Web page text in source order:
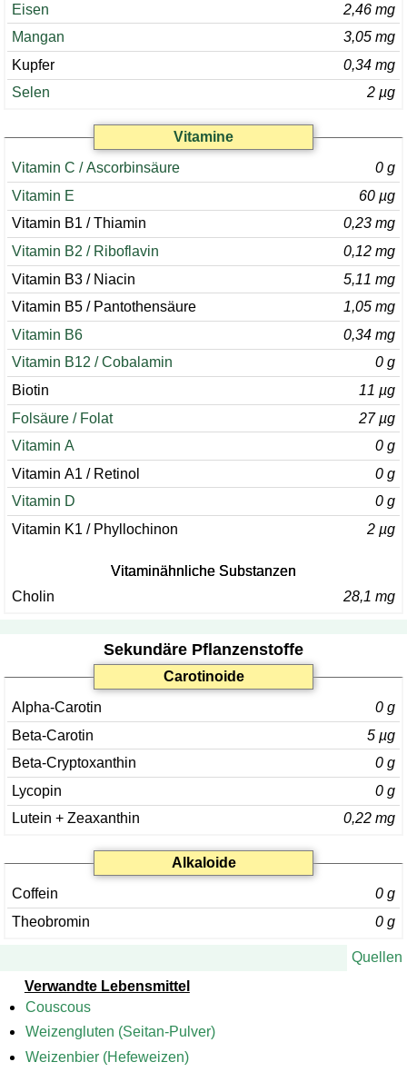
Eisen
2,46 mg
Mangan
3,05 mg
Kupfer
0,34 mg
Selen
2 µg
Vitamine
Vitamin C / Ascorbinsäure
0 g
Vitamin E
60 µg
Vitamin B1 / Thiamin
0,23 mg
Vitamin B2 / Riboflavin
0,12 mg
Vitamin B3 / Niacin
5,11 mg
Vitamin B5 / Pantothensäure
1,05 mg
Vitamin B6
0,34 mg
Vitamin B12 / Cobalamin
0 g
Biotin
11 µg
Folsäure / Folat
27 µg
Vitamin A
0 g
Vitamin A1 / Retinol
0 g
Vitamin D
0 g
Vitamin K1 / Phyllochinon
2 µg
Vitaminähnliche Substanzen
Cholin
28,1 mg
Sekundäre Pflanzenstoffe
Carotinoide
Alpha-Carotin
0 g
Beta-Carotin
5 µg
Beta-Cryptoxanthin
0 g
Lycopin
0 g
Lutein + Zeaxanthin
0,22 mg
Alkaloide
Coffein
0 g
Theobromin
0 g
Quellen
Verwandte Lebensmittel
Couscous
Weizengluten (Seitan-Pulver)
Weizenbier (Hefeweizen)